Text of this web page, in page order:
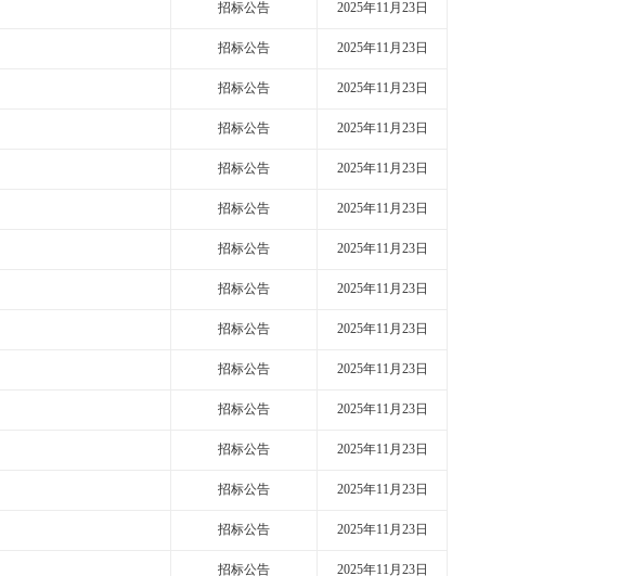
招标公告 2025年11月23日
招标公告 2025年11月23日
招标公告 2025年11月23日
招标公告 2025年11月23日
招标公告 2025年11月23日
招标公告 2025年11月23日
招标公告 2025年11月23日
招标公告 2025年11月23日
招标公告 2025年11月23日
招标公告 2025年11月23日
招标公告 2025年11月23日
招标公告 2025年11月23日
招标公告 2025年11月23日
招标公告 2025年11月23日
招标公告 2025年11月23日